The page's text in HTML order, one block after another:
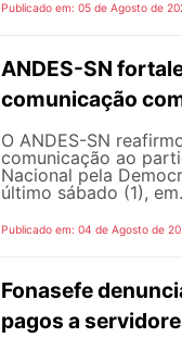
Publicado em: 05 de Agosto de
ANDES-SN
comunicação
O ANDES-SN
comunicação ao
Nacional pela
último sábado (1),
Publicado em: 04 de Agosto de
Fonasefe
pagos a